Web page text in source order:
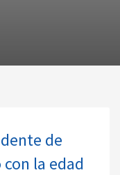
de
la edad